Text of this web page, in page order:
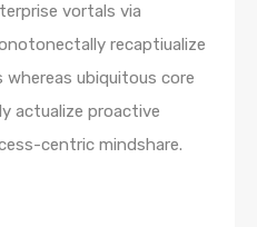
vortals via
recaptiualize
ubiquitous core
actualize proactive
centric mindshare.